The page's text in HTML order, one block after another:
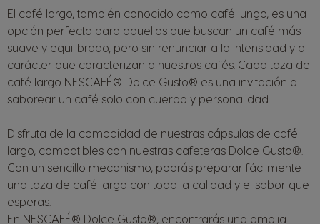
El café largo, también conocido como café lungo, es una
opción perfecta para aquellos que buscan un café más
suave y equilibrado, pero sin renunciar a la intensidad y al
carácter que caracterizan a nuestros cafés. Cada taza de
café largo NESCAFÉ® Dolce Gusto® es una invitación a
saborear un café solo con cuerpo y personalidad.
Disfruta de la comodidad de nuestras cápsulas de café
largo, compatibles con nuestras cafeteras Dolce Gusto®.
Con un sencillo mecanismo, podrás preparar fácilmente
una taza de café largo con toda la calidad y el sabor que
esperas.
En NESCAFÉ® Dolce Gusto®, encontrarás una amplia